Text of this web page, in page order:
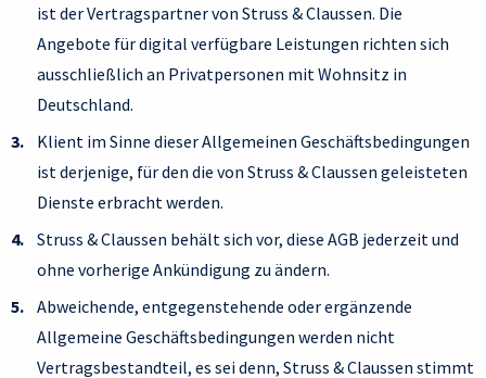
ist der Vertragspartner von Struss & Claussen. Die
Angebote für digital verfügbare Leistungen richten sich
ausschließlich an Privatpersonen mit Wohnsitz in
Deutschland.
Klient im Sinne dieser Allgemeinen Geschäftsbedingungen
ist derjenige, für den die von Struss & Claussen geleisteten
Dienste erbracht werden.
Struss & Claussen behält sich vor, diese AGB jederzeit und
ohne vorherige Ankündigung zu ändern.
Abweichende, entgegenstehende oder ergänzende
Allgemeine Geschäftsbedingungen werden nicht
Vertragsbestandteil, es sei denn, Struss & Claussen stimmt